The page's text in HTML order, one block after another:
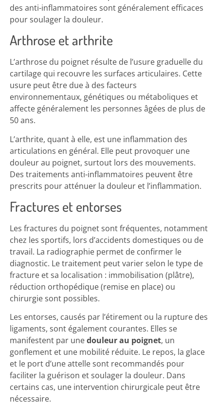
des anti-inflammatoires sont généralement efficaces
pour soulager la douleur.
Arthrose et arthrite
L’arthrose du poignet résulte de l’usure graduelle du
cartilage qui recouvre les surfaces articulaires. Cette
usure peut être due à des facteurs
environnementaux, génétiques ou métaboliques et
affecte généralement les personnes âgées de plus de
50 ans.
L’arthrite, quant à elle, est une inflammation des
articulations en général. Elle peut provoquer une
douleur au poignet, surtout lors des mouvements.
Des traitements anti-inflammatoires peuvent être
prescrits pour atténuer la douleur et l’inflammation.
Fractures et entorses
Les fractures du poignet sont fréquentes, notamment
chez les sportifs, lors d’accidents domestiques ou de
travail. La radiographie permet de confirmer le
diagnostic. Le traitement peut varier selon le type de
fracture et sa localisation : immobilisation (plâtre),
réduction orthopédique (remise en place) ou
chirurgie sont possibles.
Les entorses, causés par l’étirement ou la rupture des
ligaments, sont également courantes. Elles se
manifestent par unedouleur au poignet, un
gonflement et une mobilité réduite. Le repos, la glace
et le port d’une attelle sont recommandés pour
faciliter la guérison et soulager la douleur. Dans
certains cas, une intervention chirurgicale peut être
nécessaire.